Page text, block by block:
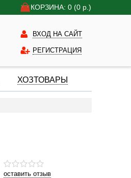
КОРЗИНА: 0 (0 р.)
ВХОД НА САЙТ
РЕГИСТРАЦИЯ
ХОЗТОВАРЫ
оставить отзыв